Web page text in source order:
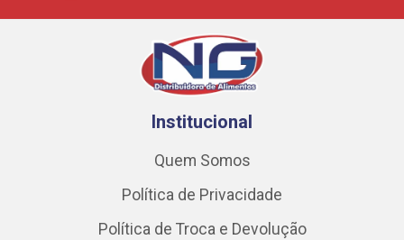
Institucional
Quem Somos
Política de Privacidade
Política de Troca e Devolução